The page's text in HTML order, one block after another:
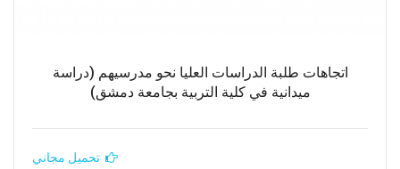
اتجاهات طلبة الدراسات العليا نحو مدرسيهم (دراسة
ميدانية في كلية التربية بجامعة دمشق)
تحميل مجاني